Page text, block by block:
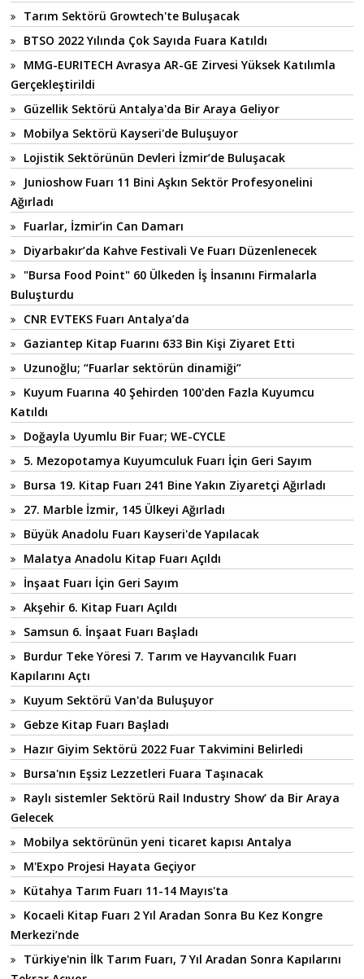
Tarım Sektörü Growtech'te Buluşacak
BTSO 2022 Yılında Çok Sayıda Fuara Katıldı
MMG-EURITECH Avrasya AR-GE Zirvesi Yüksek Katılımla
Gerçekleştirildi
Güzellik Sektörü Antalya'da Bir Araya Geliyor
Mobilya Sektörü Kayseri'de Buluşuyor
Lojistik Sektörünün Devleri İzmir’de Buluşacak
Junioshow Fuarı 11 Bini Aşkın Sektör Profesyonelini
Ağırladı
Fuarlar, İzmir’in Can Damarı
Diyarbakır’da Kahve Festivali Ve Fuarı Düzenlenecek
"Bursa Food Point" 60 Ülkeden İş İnsanını Firmalarla
Buluşturdu
CNR EVTEKS Fuarı Antalya’da
Gaziantep Kitap Fuarını 633 Bin Kişi Ziyaret Etti
Uzunoğlu; “Fuarlar sektörün dinamiği”
Kuyum Fuarına 40 Şehirden 100'den Fazla Kuyumcu
Katıldı
Doğayla Uyumlu Bir Fuar; WE-CYCLE
5. Mezopotamya Kuyumculuk Fuarı İçin Geri Sayım
Bursa 19. Kitap Fuarı 241 Bine Yakın Ziyaretçi Ağırladı
27. Marble İzmir, 145 Ülkeyi Ağırladı
Büyük Anadolu Fuarı Kayseri'de Yapılacak
Malatya Anadolu Kitap Fuarı Açıldı
İnşaat Fuarı İçin Geri Sayım
Akşehir 6. Kitap Fuarı Açıldı
Samsun 6. İnşaat Fuarı Başladı
Burdur Teke Yöresi 7. Tarım ve Hayvancılık Fuarı
Kapılarını Açtı
Kuyum Sektörü Van'da Buluşuyor
Gebze Kitap Fuarı Başladı
Hazır Giyim Sektörü 2022 Fuar Takvimini Belirledi
Bursa'nın Eşsiz Lezzetleri Fuara Taşınacak
Raylı sistemler Sektörü Rail Industry Show’ da Bir Araya
Gelecek
Mobilya sektörünün yeni ticaret kapısı Antalya
M'Expo Projesi Hayata Geçiyor
Kütahya Tarım Fuarı 11-14 Mayıs'ta
Kocaeli Kitap Fuarı 2 Yıl Aradan Sonra Bu Kez Kongre
Merkezi’nde
Türkiye'nin İlk Tarım Fuarı, 7 Yıl Aradan Sonra Kapılarını